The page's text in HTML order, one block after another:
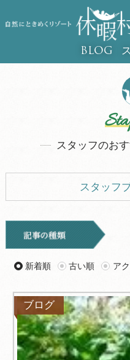
BLOG
スタッフのお
スタッフ
キャンプ
旅行記
グルメ
ブログ
新着順 古い順 ア
ブログ